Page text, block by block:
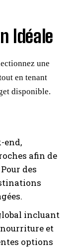
Idéale
une
en tenant
disponible.
end,
afin de
des
incluant
nourriture et
options